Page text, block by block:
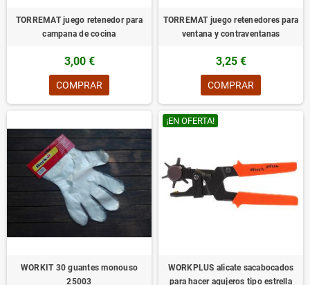
TORREMAT juego retenedor para
campana de cocina
3,00 €
COMPRAR
TORREMAT juego retenedores para
ventana y contraventanas
3,25 €
COMPRAR
WORKIT 30 guantes monouso
25003
¡EN OFERTA!
WORKPLUS alicate sacabocados
para hacer agujeros tipo estrella